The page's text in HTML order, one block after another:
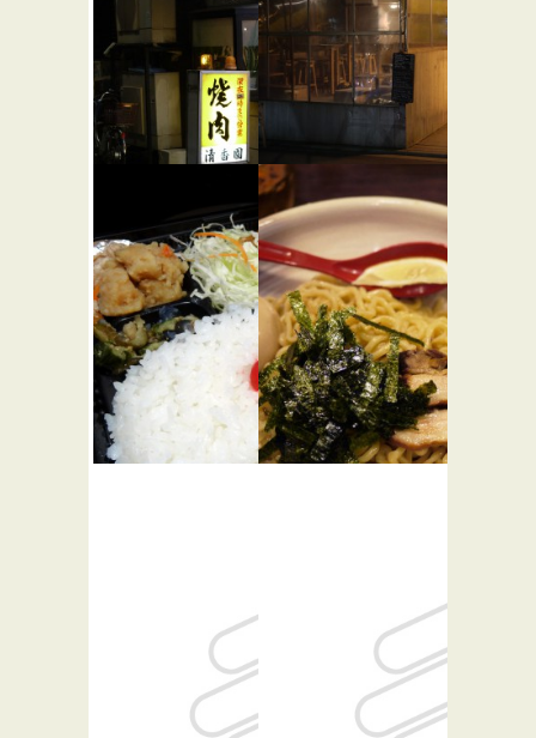
清香園 渋
谷店
焼き肉
STAND S
★☆☆
バー・居酒屋